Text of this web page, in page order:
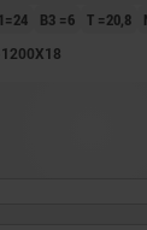
B3 =6 T =20,8